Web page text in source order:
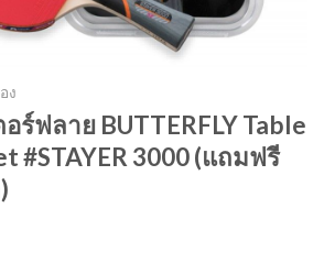
ง
ร์ฟลาย BUTTERFLY Table
#STAYER 3000 (แถมฟรี